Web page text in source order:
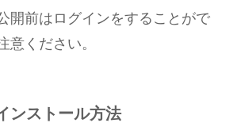
開前はログインをすることがで
意ください。
ンストール方法